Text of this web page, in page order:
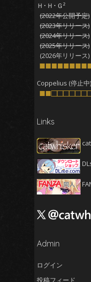
2025年11月
2025年10月(4)
2025年9月(4)
2025年8月 (5)
2025年7月(4)
2025年6月 (4)
2025年5月(5)
2025年2月(4)
2025年1月(5)
2024年12月(5)
2024年11月(5)
2024年9月(4)
2024年7月
2024年6月
2024年5月(5)
Ｈ･Ｈ･Ｇ²
(2022年公開予定)
(2023年リリース)
(2024年リリース)
(2025年リリース)
(2026年リリース)
Coppelius (停止中)
Links
Admin
ログイン
投稿フィード